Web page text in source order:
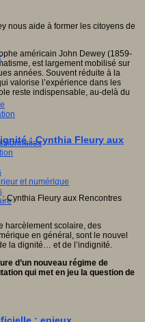
et numérique
américain John Dewey (1859-
est largement mobilisé sur
années. Souvent réduite à la
valorise l’expérience dans les
reste indispensable, au-delà du
: Cynthia Fleury aux
harcèlement scolaire, des
en général, sont le nouvel
la dignité… et de l’indignité.
d’un nouveau régime de
qui met en jeu la question de